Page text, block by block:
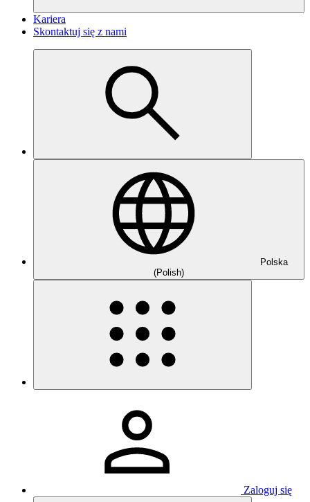
Kariera
Skontaktuj się z nami
Polska
(Polish)
Zaloguj się